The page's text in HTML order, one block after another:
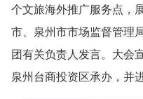
个文旅海外推广服务点，
市、泉州市市场监督管理
团有关负责人发言。大会
泉州台商投资区承办，并